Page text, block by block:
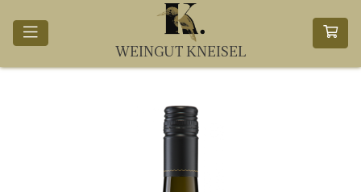
WEINGUT KNEISEL